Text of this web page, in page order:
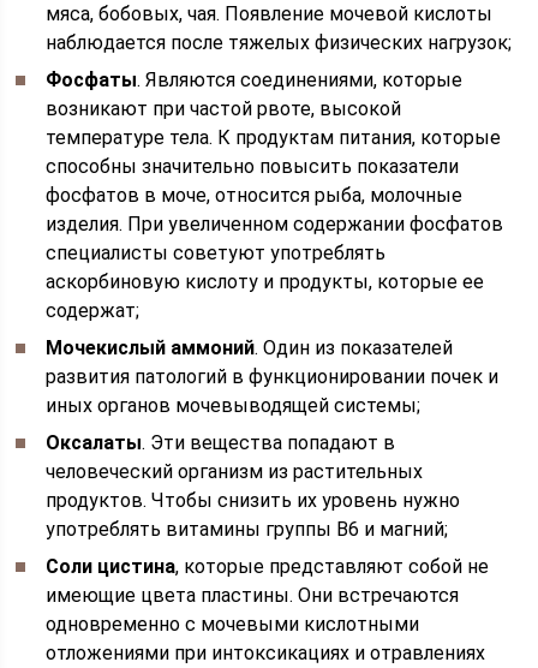
мяса, бобовых, чая. Появление мочевой кислоты
наблюдается после тяжелых физических нагрузок;
Фосфаты. Являются соединениями, которые
возникают при частой рвоте, высокой
температуре тела. К продуктам питания, которые
способны значительно повысить показатели
фосфатов в моче, относится рыба, молочные
изделия. При увеличенном содержании фосфатов
специалисты советуют употреблять
аскорбиновую кислоту и продукты, которые ее
содержат;
Мочекислый аммоний. Один из показателей
развития патологий в функционировании почек и
иных органов мочевыводящей системы;
Оксалаты. Эти вещества попадают в
человеческий организм из растительных
продуктов. Чтобы снизить их уровень нужно
употреблять витамины группы В6 и магний;
Соли цистина, которые представляют собой не
имеющие цвета пластины. Они встречаются
одновременно с мочевыми кислотными
отложениями при интоксикациях и отравлениях